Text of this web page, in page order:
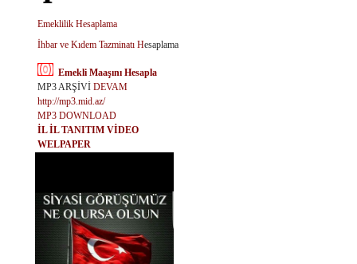
Emeklilik Hesaplama
İhbar ve Kıdem Tazminatı Hesaplama
Emekli Maaşını Hesapla
MP3 ARŞİVİ DEVAM
http://mp3.mid.az/
MP3 DOWNLOAD
İL İL TANITIM VİDEO
WELPAPER